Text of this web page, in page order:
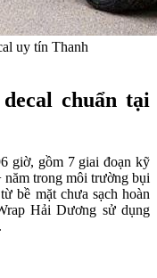
uy tín Thanh
chuẩn tại
giờ, gồm 7 giai đoạn kỹ
năm trong môi trường bụi
bề mặt chưa sạch hoàn
Hải Dương sử dụng